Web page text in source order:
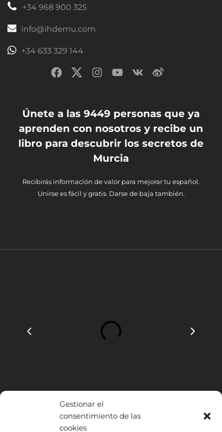
Gestionar el
consentimiento de las
cookies
+34 968 900 325
info@ihdemu.com
+34 633 329 144
Únete a las 9449 personas que ya
aprenden con nosotros y recibe un
libro para descubrir los secretos de
Murcia
Recibirás información de valor para mejorar tu español.
Unirse es fácil y gratis. Darse de baja también.